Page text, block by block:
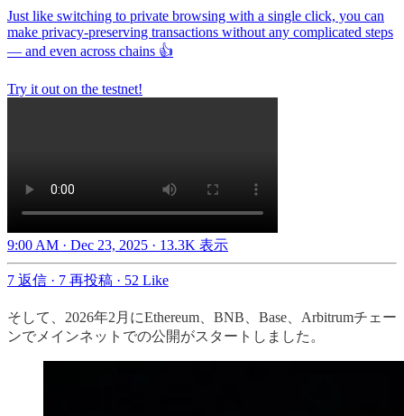
Just like switching to private browsing with a single click, you can
make privacy-preserving transactions without any complicated steps
— and even across chains 👍
Try it out on the testnet!
9:00 AM · Dec 23, 2025 · 13.3K 表示
7 返信 · 7 再投稿 · 52 Like
そして、2026年2月にEthereum、BNB、Base、Arbitrumチェー
ンでメインネットでの公開がスタートしました。